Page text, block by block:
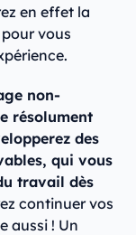
en effet la
vous
non-
résolument
des
qui vous
travail dès
continuer vos
aussi ! Un